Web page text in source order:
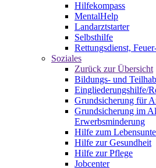
Hilfekompass
MentalHelp
Landarztstarter
Selbsthilfe
Rettungsdienst,
Soziales
Zurück zur Übersicht
Bildungs- und
Eingliederungshilfe/
Grundsicherung für
Grundsicherung im
Erwerbsminderung
Hilfe zum
Hilfe zur Gesundheit
Hilfe zur Pflege
Jobcenter